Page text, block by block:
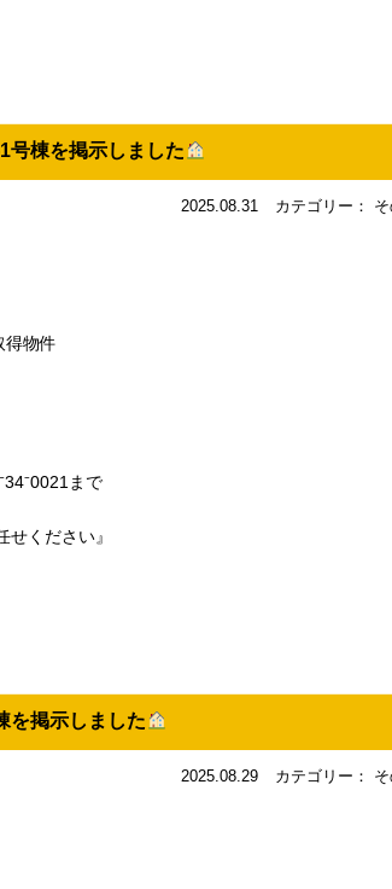
号棟を掲示しました
2025.08.31 カテゴリー：
物件
まで
ください』
を掲示しました
2025.08.29 カテゴリー：